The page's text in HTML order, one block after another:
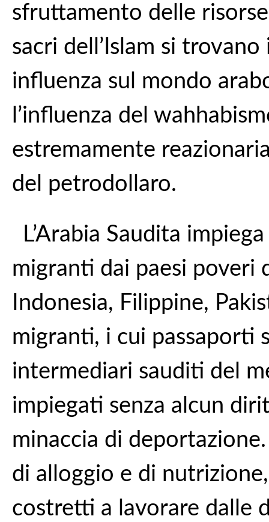
sfruttamento delle
sacri dell’Islam si
influenza sul mondo
l’influenza del
estremamente
del petrodollaro.
L’Arabia Saudita
migranti dai paesi poveri
Indonesia, Filippine,
migranti, i cui passaporti
intermediari sauditi del
impiegati senza alcun
minaccia di
di alloggio e di
costretti a lavorare dalle